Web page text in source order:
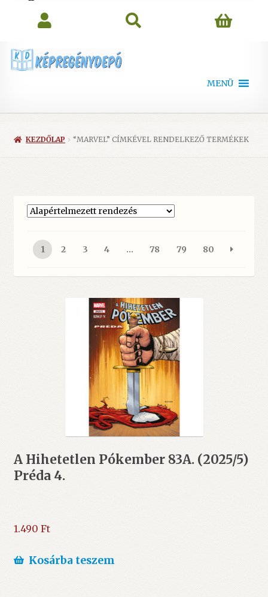
MENÜ
KEZDŐLAP “MARVEL” CÍMKÉVEL RENDELKEZŐ TERMÉKEK
1 2 3 4 … 78 79 80
A Hihetetlen Pókember 83A. (2025/5)
Préda 4.
1.490 Ft
Kosárba teszem